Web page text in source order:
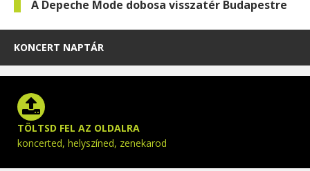
A Depeche Mode dobosa visszatér Budapestre
KONCERT NAPTÁR
TÖLTSD FEL AZ OLDALRA
koncerted, helyszíned, zenekarod